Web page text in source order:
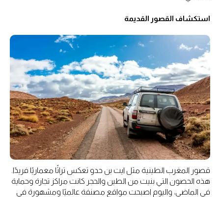
استكشاف القصور القديمة
قصور المغرب الطينية مثل ايت بن حدو تعكس تراثًا معماريًا فريدًا.
هذه الحصون التي بنيت من الطين والحجر كانت مراكز تجارة وحماية
في الماضي، واليوم اصبحت مواقع مصنفة عالميًا ومشهورة في